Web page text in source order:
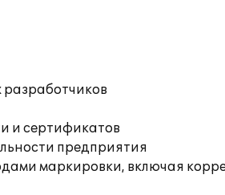
и сертификатов
предприятия
маркировки, включая